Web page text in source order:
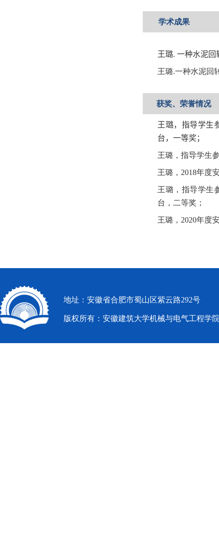
学术成果
王璐. 一种水泥回
王璐.一种水泥回
获奖、荣誉情况
王璐， 指导学生
台，一等奖；
王璐，指导学生
王璐， 2018年度
王璐，指导学生
台，二等奖；
王璐， 2020年度
地址：安徽省合肥市蜀山区紫云路292号
版权所有：安徽建筑大学机械与电气工程学